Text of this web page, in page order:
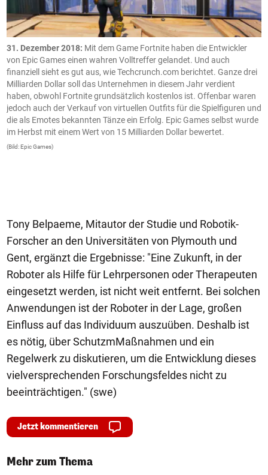
31. Dezember 2018: Mit dem Game Fortnite haben die Entwickler
von Epic Games einen wahren Volltreffer gelandet. Und auch
finanziell sieht es gut aus, wie Techcrunch.com berichtet. Ganze drei
Milliarden Dollar soll das Unternehmen in diesem Jahr verdient
haben, obwohl Fortnite grundsätzlich kostenlos ist. Offenbar waren
jedoch auch der Verkauf von virtuellen Outfits für die Spielfiguren und
die als Emotes bekannten Tänze ein Erfolg. Epic Games selbst wurde
im Herbst mit einem Wert von 15 Milliarden Dollar bewertet.
(Bild: Epic Games)
Tony Belpaeme, Mitautor der Studie und Robotik-
Forscher an den Universitäten von Plymouth und
Gent, ergänzt die Ergebnisse: "Eine Zukunft, in der
Roboter als Hilfe für Lehrpersonen oder Therapeuten
eingesetzt werden, ist nicht weit entfernt. Bei solchen
Anwendungen ist der Roboter in der Lage, großen
Einfluss auf das Individuum auszuüben. Deshalb ist
es nötig, über SchutzmMaßnahmen und ein
Regelwerk zu diskutieren, um die Entwicklung dieses
vielversprechenden Forschungsfeldes nicht zu
beeinträchtigen." (swe)
Jetzt kommentieren
Mehr zum Thema